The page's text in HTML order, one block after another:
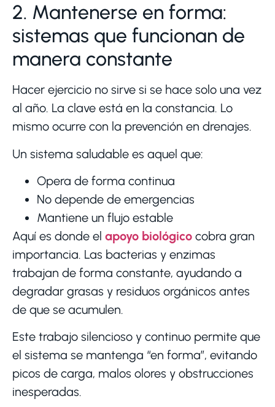
2. Mantenerse en forma:
sistemas que funcionan de
manera constante
Hacer ejercicio no sirve si se hace solo una vez
al año. La clave está en la constancia. Lo
mismo ocurre con la prevención en drenajes.
Un sistema saludable es aquel que:
Opera de forma continua
No depende de emergencias
Mantiene un flujo estable
Aquí es donde el apoyo biológico cobra gran
importancia. Las bacterias y enzimas
trabajan de forma constante, ayudando a
degradar grasas y residuos orgánicos antes
de que se acumulen.
Este trabajo silencioso y continuo permite que
el sistema se mantenga “en forma”, evitando
picos de carga, malos olores y obstrucciones
inesperadas.